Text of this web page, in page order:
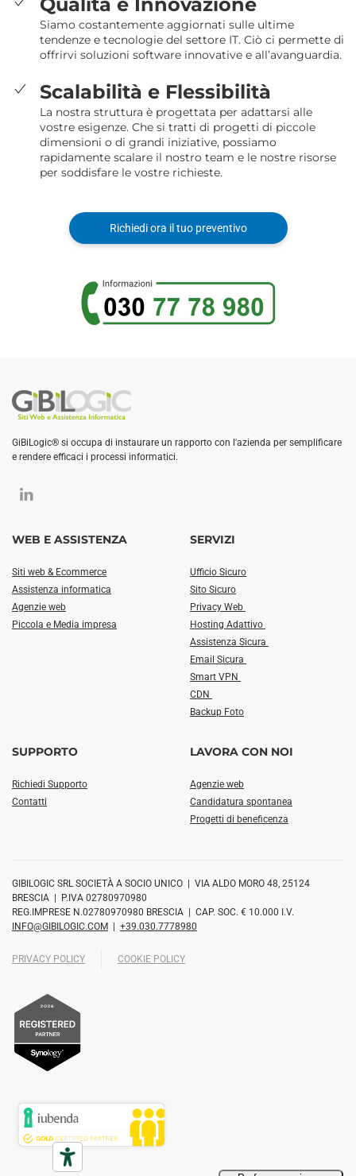
Qualità e Innovazione
Siamo costantemente aggiornati sulle ultime
tendenze e tecnologie del settore IT. Ciò ci permette di
offrirvi soluzioni software innovative e all’avanguardia.
Scalabilità e Flessibilità
La nostra struttura è progettata per adattarsi alle
vostre esigenze. Che si tratti di progetti di piccole
dimensioni o di grandi iniziative, possiamo
rapidamente scalare il nostro team e le nostre risorse
per soddisfare le vostre richieste.
Richiedi ora il tuo preventivo
GiBiLogic® si occupa di instaurare un rapporto con l'azienda per semplificare
e rendere efficaci i processi informatici.
WEB E ASSISTENZA
Siti web & Ecommerce
Assistenza informatica
Agenzie web
Piccola e Media impresa
SERVIZI
Ufficio Sicuro
Sito Sicuro
Privacy Web
Hosting Adattivo
Assistenza Sicura
Email Sicura
Smart VPN
CDN
Backup Foto
SUPPORTO
Richiedi Supporto
Contatti
LAVORA CON NOI
Agenzie web
Candidatura spontanea
Progetti di beneficenza
GIBILOGIC SRL SOCIETÀ A SOCIO UNICO | VIA ALDO MORO 48, 25124
BRESCIA | P.IVA 02780970980
REG.IMPRESE N.02780970980 BRESCIA | CAP. SOC. € 10.000 I.V.
INFO@GIBILOGIC.COM
+39.030.7778980
PRIVACY POLICY COOKIE POLICY